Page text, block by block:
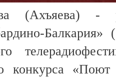
(Ахъяева) -
конкурса